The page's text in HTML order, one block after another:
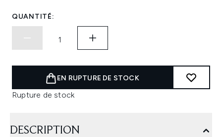
QUANTITÉ:
EN RUPTURE DE STOCK
Rupture de stock
DESCRIPTION